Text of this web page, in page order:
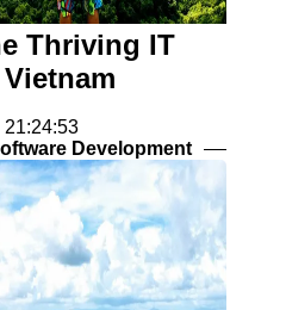
Thriving IT
21:24:53
Development